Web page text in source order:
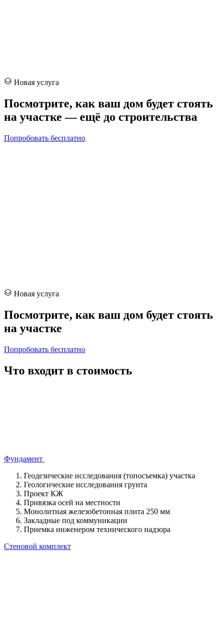
Новая услуга
Посмотрите, как ваш дом будет стоять
на участке — ещё до строительства
Попробовать бесплатно
Новая услуга
Посмотрите, как ваш дом будет стоять
на участке
Попробовать бесплатно
Что входит в стоимость
Фундамент
Геодезические исследования (топосъемка) участка
Геологические исследования грунта
Проект КЖ
Привязка осей на местности
Монолитная железобетонная плита 250 мм
Закладные под коммуникации
Приемка инженером технического надзора
Стеновой комплект